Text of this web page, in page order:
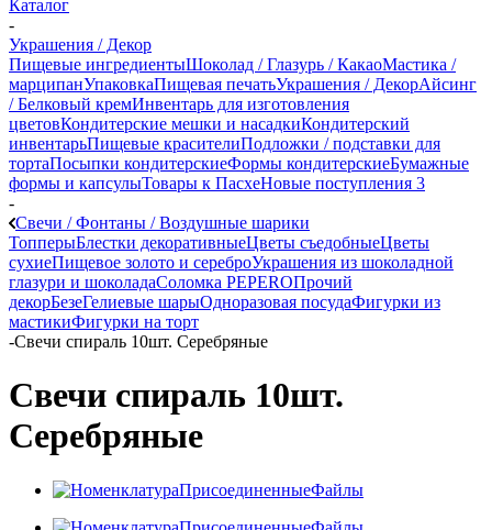
Каталог
-
Украшения / Декор
Пищевые ингредиентыШоколад / Глазурь / КакаоМастика /
марципанУпаковкаПищевая печатьУкрашения / ДекорАйсинг
/ Белковый кремИнвентарь для изготовления
цветовКондитерские мешки и насадкиКондитерский
инвентарьПищевые красителиПодложки / подставки для
тортаПосыпки кондитерскиеФормы кондитерскиеБумажные
формы и капсулыТовары к ПасхеНовые поступления 3
-
Свечи / Фонтаны / Воздушные шарики
ТопперыБлестки декоративныеЦветы съедобныеЦветы
сухиеПищевое золото и сереброУкрашения из шоколадной
глазури и шоколадаСоломка PEPEROПрочий
декорБезеГелиевые шарыОдноразовая посудаФигурки из
мастикиФигурки на торт
-Свечи спираль 10шт. Серебряные
Свечи спираль 10шт.
Серебряные